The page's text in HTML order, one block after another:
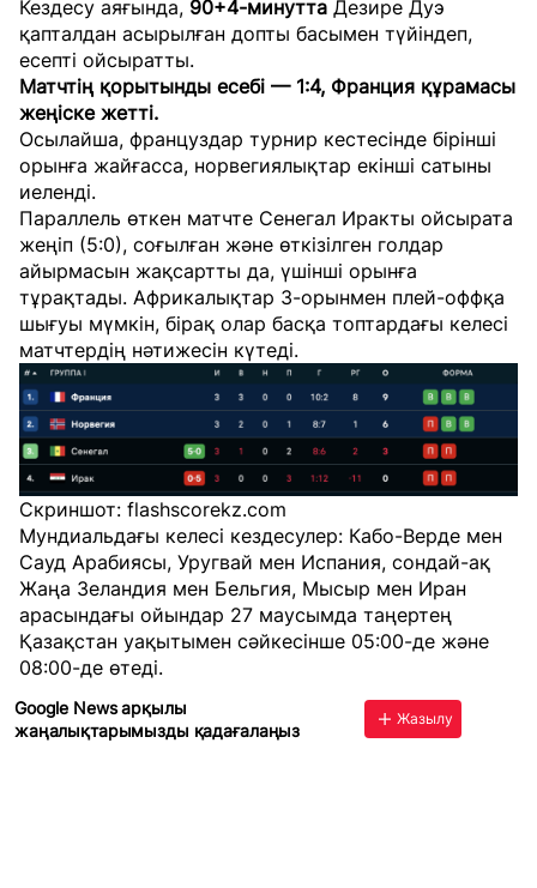
Кездесу аяғында, 90+4-минутта Дезире Дуэ
қапталдан асырылған допты басымен түйіндеп,
есепті ойсыратты.
Матчтің қорытынды есебі — 1:4, Франция құрамасы
жеңіске жетті.
Осылайша, француздар турнир кестесінде бірінші
орынға жайғасса, норвегиялықтар екінші сатыны
иеленді.
Параллель өткен матчте Сенегал Иракты ойсырата
жеңіп (5:0), соғылған және өткізілген голдар
айырмасын жақсартты да, үшінші орынға
тұрақтады. Африкалықтар 3-орынмен плей-оффқа
шығуы мүмкін, бірақ олар басқа топтардағы келесі
матчтердің нәтижесін күтеді.
Скриншот: flashscorekz.com
Мундиальдағы келесі кездесулер: Кабо-Верде мен
Сауд Арабиясы, Уругвай мен Испания, сондай-ақ
Жаңа Зеландия мен Бельгия, Мысыр мен Иран
арасындағы ойындар 27 маусымда таңертең
Қазақстан уақытымен сәйкесінше 05:00-де және
08:00-де өтеді.
Google News арқылы
жаңалықтарымызды қадағалаңыз
Жазылу